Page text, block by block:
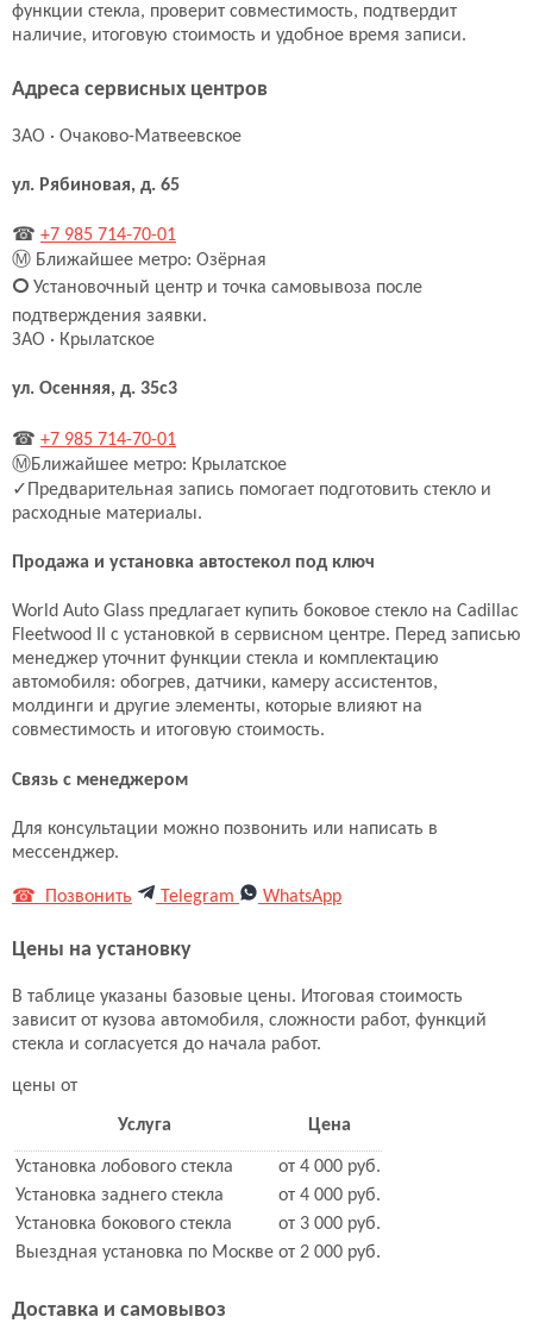
функции стекла, проверит совместимость, подтвердит
наличие, итоговую стоимость и удобное время записи.
Адреса сервисных центров
ЗАО · Очаково-Матвеевское
ул. Рябиновая, д. 65
☎ +7 985 714-70-01
Ⓜ Ближайшее метро: Озёрная
🞅 Установочный центр и точка самовывоза после
подтверждения заявки.
ЗАО · Крылатское
ул. Осенняя, д. 35с3
☎ +7 985 714-70-01
ⓂБлижайшее метро: Крылатское
✓
Предварительная запись помогает подготовить стекло и
расходные материалы.
Продажа и установка автостекол под ключ
World Auto Glass предлагает купить боковое стекло на Cadillac
Fleetwood II с установкой в сервисном центре. Перед записью
менеджер уточнит функции стекла и комплектацию
автомобиля: обогрев, датчики, камеру ассистентов,
молдинги и другие элементы, которые влияют на
совместимость и итоговую стоимость.
Связь с менеджером
Для консультации можно позвонить или написать в
мессенджер.
☎ Позвонить Telegram WhatsApp
Цены на установку
В таблице указаны базовые цены. Итоговая стоимость
зависит от кузова автомобиля, сложности работ, функций
стекла и согласуется до начала работ.
цены от
Услуга Цена
Установка лобового стекла
от 4 000 руб.
Установка заднего стекла
от 4 000 руб.
Установка бокового стекла
от 3 000 руб.
Выездная установка по Москве от 2 000 руб.
Доставка и самовывоз